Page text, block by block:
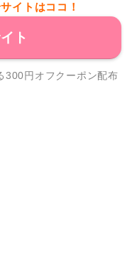
イトはココ！
ト
300円オフクーポン配布